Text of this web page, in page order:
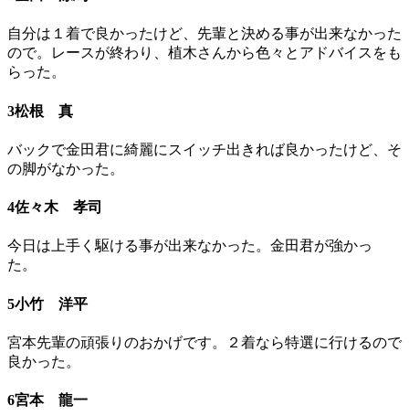
自分は１着で良かったけど、先輩と決める事が出来なかった
ので。レースが終わり、植木さんから色々とアドバイスをも
らった。
3松根 真
バックで金田君に綺麗にスイッチ出きれば良かったけど、そ
の脚がなかった。
4佐々木 孝司
今日は上手く駆ける事が出来なかった。金田君が強かっ
た。
5小竹 洋平
宮本先輩の頑張りのおかげです。２着なら特選に行けるので
良かった。
6宮本 龍一